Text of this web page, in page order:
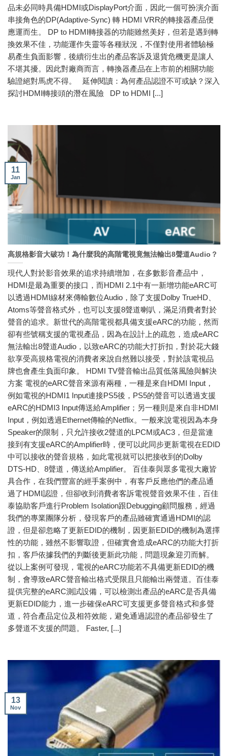
品未必同時具備HDMI或DisplayPort介面，因此一個可扮演介面
串接角色的DP(Adaptive-Sync) 轉 HDMI VRR的轉接器產品便
應運而生。 DP to HDMI轉接器的功能雖然美好，但若是遇到轉
換效果不佳，功能運作失靈等各種狀況，不僅對使用者體驗極
易產生負面影響，後續衍生出的產品客訴及退貨危機更是讓人
不堪其擾。因此對廠商而言，轉換器產品在上市前的相關功能
驗證絕對馬虎不得。 延伸閱讀：為何產品認證不可或缺？深入
探討HDMI轉接頭的潛在風險 DP to HDMI [...]
高規格影音大破功！為什麼我的高階電視竟無法輸出8聲道Audio？
現代人對於影音效果的追求持續增加，在多數影音產品中，
HDMI是最為重要的接口，而HDMI 2.1中有一新增功能eARC可
以透過HDMI線材來傳輸數位Audio，除了支援Dolby TrueHD、
Atoms等聲音格式外，也可以支援8聲道喇叭，滿足消費者對於
聲音的追求。新世代的高階電視都具備支援eARC的功能，然而
卻有些號稱支援的電視產品，因為在設計上的疏忽，造成eARC
無法輸出8聲道Audio，以致eARC的功能大打折扣，對於花大錢
欲享受高規格電視的消費者來說自然難以接受，對於該電視品
牌也會產生負面印象。 HDMI TV聲音輸出品質低落風險與解決
方案 電視的eARC聲音來源有兩種，一種是來自HDMI Input，
例如電視的HDMI1 Input連接PS5後，PS5的聲音可以透過支援
eARC的HDMI3 Input傳送給Amplifier；另一種則是來自非HDMI
Input，例如透過Ethernet傳輸的Netflix。一般來說電視因為本身
Speaker的限制，只允許接收2聲道的LPCM或AC3，但是當連
接到有支援eARC的Amplifier時，便可以此同步更新電視在EDID
中可以接收的聲音規格，如此電視就可以把接收到的Dolby
DTS-HD、8聲道，傳送給Amplifier。 百佳泰與眾多電視大廠皆
具合作，在我們豐富的經手案例中，有客戶反應他們的產品通
過了HDMI認證，但卻收到消費者客訴電視聲音效果不佳，百佳
泰協助客戶進行Problem Isolation跟Debugging顧問服務，經過
我們的專業團隊分析，發現客戶的產品雖確實通過HDMI的認
證，但是卻忽略了更新EDID的機制，因更新EDID的機制為選擇
性的功能，雖然不影響取證，但確實會造成eARC的功能大打折
扣，客戶依據我們的判斷後更新此功能，問題現象迎刃而解。
從以上案例可發現，電視的eARC功能若不具備更新EDID的機
制，會導致eARC聲音輸出格式受限且只能輸出兩聲道。百佳泰
提供完整的eARC測試設備，可以檢測出產品的eARC是否具備
更新EDID能力，進一步確保eARC可支援更多聲音格式和多聲
道，符合產品定位及相符效能，避免通過認證的產品卻發生了
多聲道不支援的問題。 Faster, [...]
11
Jan
13
Nov